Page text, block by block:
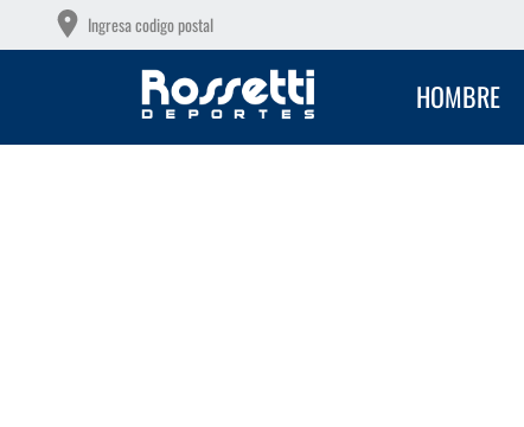
Ingresa codigo postal
GRATIS A PARTIR DE $149.000
HOMBRE